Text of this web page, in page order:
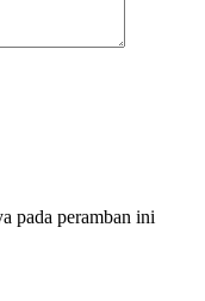
pada peramban ini